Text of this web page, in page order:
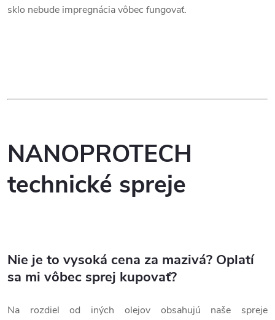
sklo nebude impregnácia vôbec fungovať.
NANOPROTECH
technické spreje
Nie je to vysoká cena za mazivá? Oplatí
sa mi vôbec sprej kupovať?
Na rozdiel od iných olejov obsahujú naše spreje